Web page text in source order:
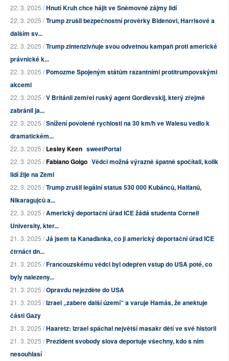
22. 3. 2025 /Hnutí Kruh chce hájit ve Sněmovně zájmy lidí
22. 3. 2025 /Trump zrušil bezpečnostní prověrky Bidenovi, Harrisové a
dalším sv...
22. 3. 2025 /Trump zintenzivňuje svou odvetnou kampaň proti americké
právnické k...
22. 3. 2025 /Pomozme Spojeným státům razantními protitrumpovskými
akcemi
22. 3. 2025 /V Británii zemřel ruský agent Gordievskij, který zřejmě
zabránil ja...
22. 3. 2025 /Snížení povolené rychlosti na 30 km/h ve Walesu vedlo k
dramatickém...
22. 3. 2025 /Lesley Keen sweetPortal
22. 3. 2025 /Fabiano Golgo Vědci možná výrazně špatně spočítali, kolik
lidí žije na Zemi
22. 3. 2025 /Trump zrušil legální status 530 000 Kubánců, Haiťanů,
Nikaragujců a...
22. 3. 2025 /Americký deportační úřad ICE žádá studenta Cornell
University, kter...
21. 3. 2025 /Já jsem ta Kanaďanka, co ji americký deportační úřad ICE
čtrnáct dn...
21. 3. 2025 /Francouzskému vědci byl odepřen vstup do USA poté, co
byly nalezeny...
21. 3. 2025 /Opravdu nejezděte do USA
21. 3. 2025 /Izrael „zabere další území“ a varuje Hamás, že anektuje
části Gazy
21. 3. 2025 /Haaretz: Izrael spáchal největší masakr dětí ve své historii
21. 3. 2025 /Prezident svobody slova deportuje všechny, kdo s ním
nesouhlasí